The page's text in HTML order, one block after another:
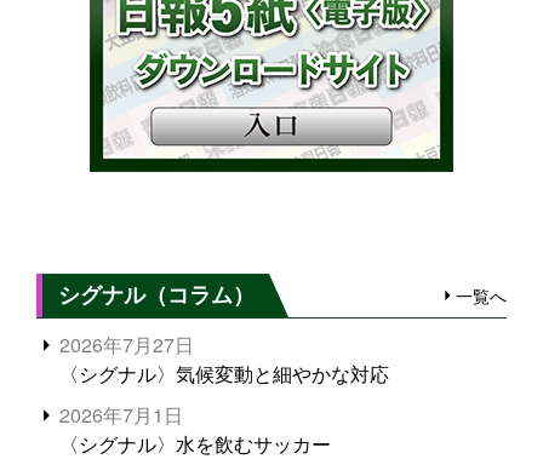
シグナル（コラム） 一覧へ
2026年7月27日
〈シグナル〉気候変動と細やかな対応
2026年7月1日
〈シグナル〉水を飲むサッカー